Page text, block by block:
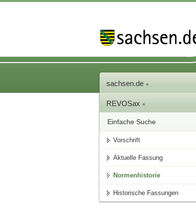
sachsen.de
REVOSax
Einfache Suche
Vorschrift
Aktuelle Fassung
Normenhistorie
Historische Fassungen